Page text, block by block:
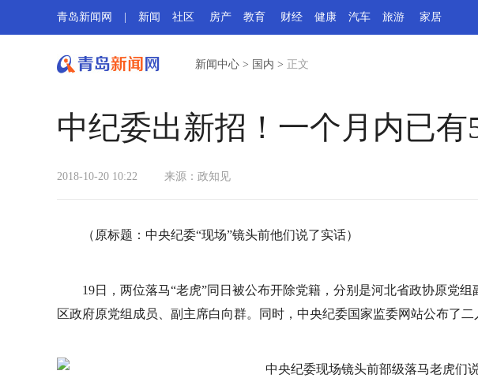
青岛新闻网 新闻 社区 房产 教育 财经 健康 汽车 旅游 家居
新闻中心 > 国内 > 正文
中纪委出新招！一个月内已有
2018-10-20 10:22 来源：政知见
（原标题：中央纪委“现场”镜头前他们说了实话）
19日，两位落马“老虎”同日被公布开除党籍，分别是河北省政协原党
区政府原党组成员、副主席白向群。同时，中央纪委国家监委网站公布了二